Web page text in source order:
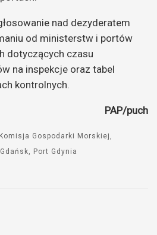
nad dezyderatem
od ministerstw i portów
dotyczących czasu
na inspekcje oraz tabel
kontrolnych.
PAP/puch
Komisja Gospodarki Morskiej
Port Gdynia